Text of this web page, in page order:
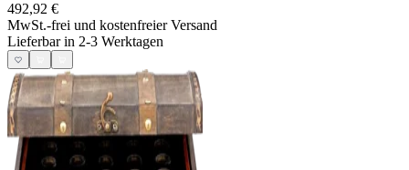
492,92 €
MwSt.-frei und kostenfreier Versand
Lieferbar in 2-3 Werktagen